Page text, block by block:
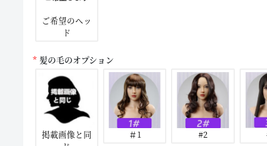
ご希望のヘッ
ド
髪の毛のオプション
掲載画像と同
＃1 #2